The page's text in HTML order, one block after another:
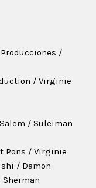
/
/ Virginie
/ Suleiman
Pons / Virginie
/ Damon
Sherman